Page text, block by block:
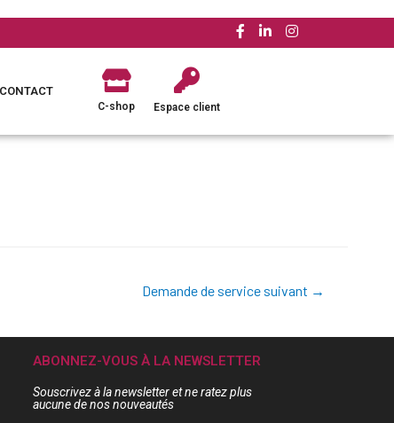
CONTACT
C-shop Espace client
Demande de service suivant →
ABONNEZ-VOUS À LA NEWSLETTER
Souscrivez à la newsletter et ne ratez plus
aucune de nos nouveautés